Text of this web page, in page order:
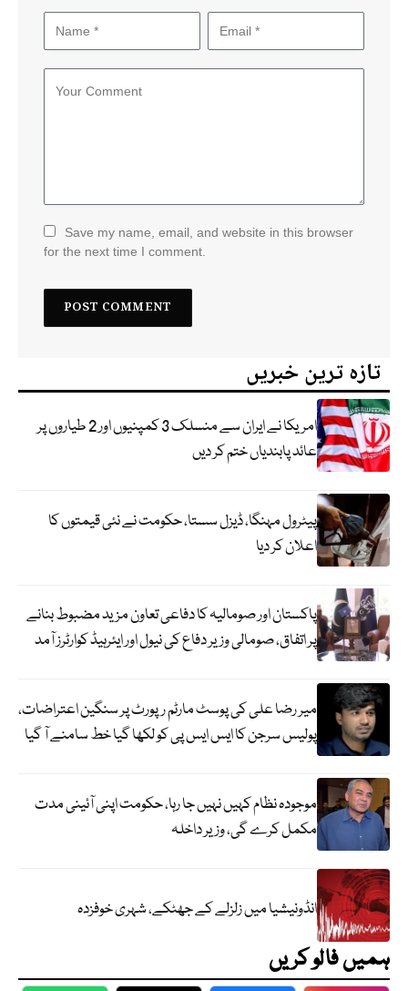
Save my name, email, and website in this browser
for the next time I comment.
تازہ ترین خبریں
امریکا نے ایران سے منسلک 3 کمپنیوں اور 2 طیاروں پر
عائد پابندیاں ختم کر دیں
پیٹرول مہنگا، ڈیزل سستا، حکومت نے نئی قیمتوں کا
اعلان کر دیا
پاکستان اور صومالیہ کا دفاعی تعاون مزید مضبوط بنانے
پر اتفاق، صومالی وزیر دفاع کی نیول اور ایئرہیڈ کوارٹرز آمد
میر رضا علی کی پوسٹ مارٹم رپورٹ پر سنگین اعتراضات،
پولیس سرجن کا ایس ایس پی کو لکھا گیا خط سامنے آ گیا
موجودہ نظام کہیں نہیں جا رہا، حکومت اپنی آئینی مدت
مکمل کرے گی، وزیر داخلہ
انڈونیشیا میں زلزلے کے جھٹکے، شہری خوفزدہ
ہمیں فالو کریں